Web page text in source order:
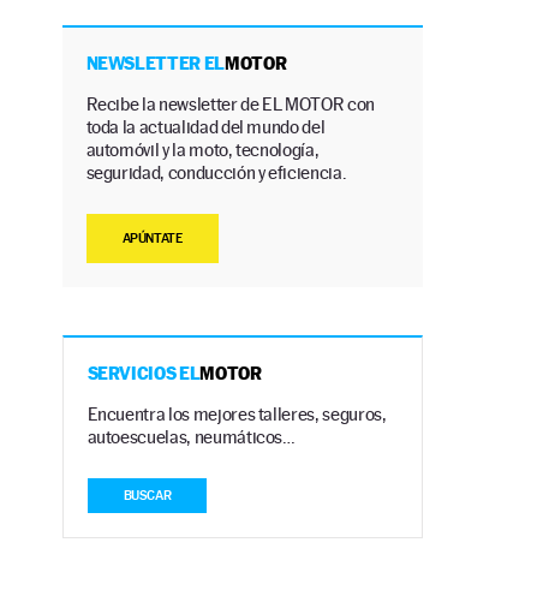
NEWSLETTER ELMOTOR
Recibe la newsletter de EL MOTOR con
toda la actualidad del mundo del
automóvil y la moto, tecnología,
seguridad, conducción y eficiencia.
APÚNTATE
SERVICIOS ELMOTOR
Encuentra los mejores talleres, seguros,
autoescuelas, neumáticos…
BUSCAR